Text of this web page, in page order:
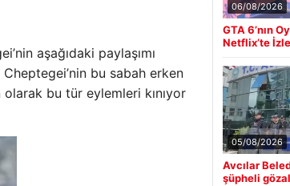
aşağıdaki paylaşımı
bu sabah erken
bu tür eylemleri kınıyor
06/08/2026
GTA 6’nın
Netflix’te
05/08/2026
Avcılar
şüpheli